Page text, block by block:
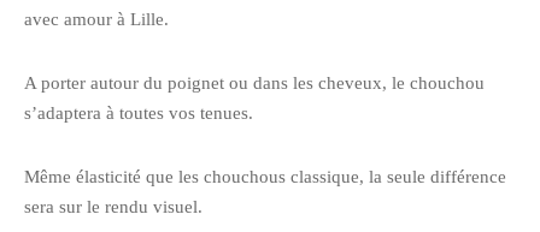
avec amour à Lille.
A porter autour du poignet ou dans les cheveux, le chouchou
s’adaptera à toutes vos tenues.
Même élasticité que les chouchous classique, la seule différence
sera sur le rendu visuel.